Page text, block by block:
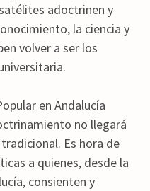
adoctrinen y
la ciencia y
volver a ser los
en Andalucía
no llegará
Es hora de
a quienes, desde la
consienten y